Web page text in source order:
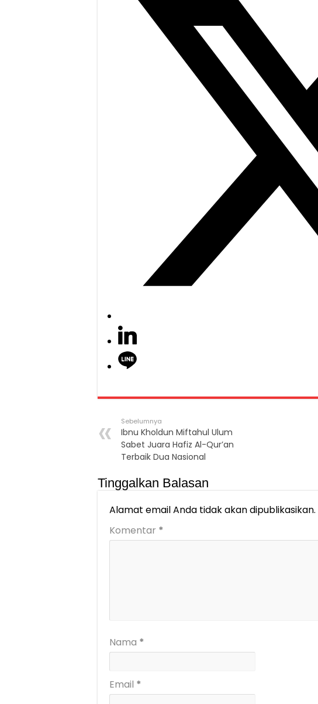
Sebelumnya
Ibnu Kholdun Miftahul Ulum
Sabet Juara Hafiz Al-Qur’an
Terbaik Dua Nasional
Tinggalkan Balasan
Alamat email Anda tidak akan dipublikasikan.
Komentar *
Nama *
Email *